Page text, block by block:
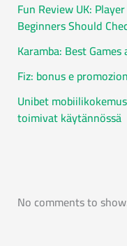
Fun Review UK:
Beginners Should
Karamba: Best
Fiz: bonus e
Unibet
toimivat käytännössä
No comments to